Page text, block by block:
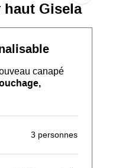
haut Gisela
canapé
3 personnes